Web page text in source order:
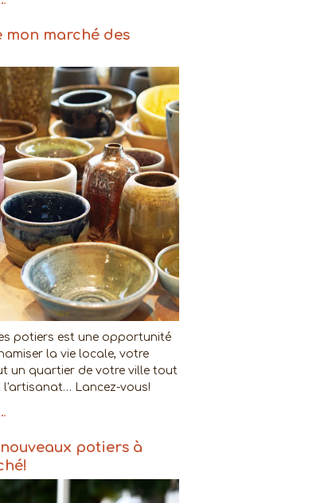
mon marché des
potiers est une opportunité
la vie locale, votre
un quartier de votre ville tout
l'artisanat… Lancez-vous!
potiers à